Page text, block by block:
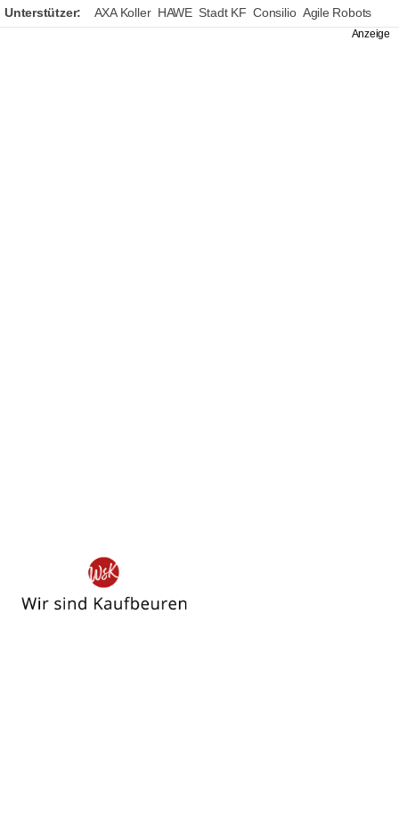
Unterstützer: AXA Koller HAWE Stadt KF Consilio Agile Robots